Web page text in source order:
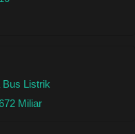
Bus Listrik
Miliar